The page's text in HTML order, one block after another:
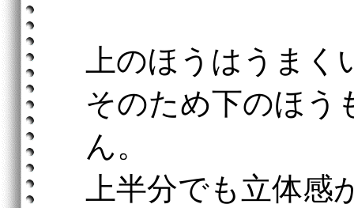
上のほうはうま
そのため下のほう
ん。
上半分でも立体